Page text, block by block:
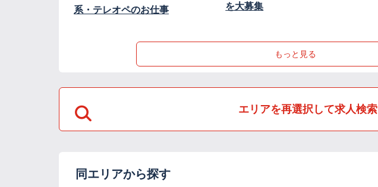
系・テレオペのお仕事
を大募集
もっと見る
エリアを再選択して求人検索
同エリアから探す